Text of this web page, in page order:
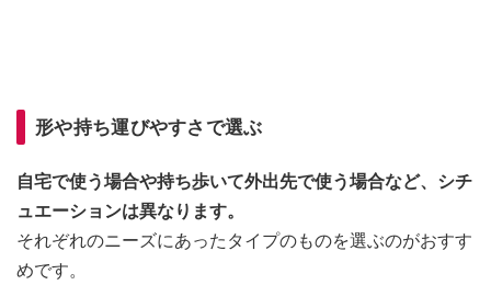
形や持ち運びやすさで選ぶ
自宅で使う場合や持ち歩いて外出先で使う場合など、シチ
ュエーションは異なります。
それぞれのニーズにあったタイプのものを選ぶのがおすす
めです。